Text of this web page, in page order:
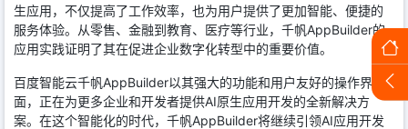
生应用，不仅提高了工作效率，也为用户提供了更加智能、便捷的
服务体验。从零售、金融到教育、医疗等行业，千帆AppBuilder的
应用实践证明了其在促进企业数字化转型中的重要价值。
百度智能云千帆AppBuilder以其强大的功能和用户友好的操作界
面，正在为更多企业和开发者提供AI原生应用开发的全新解决方
案。在这个智能化的时代，千帆AppBuilder将继续引领AI应用开发